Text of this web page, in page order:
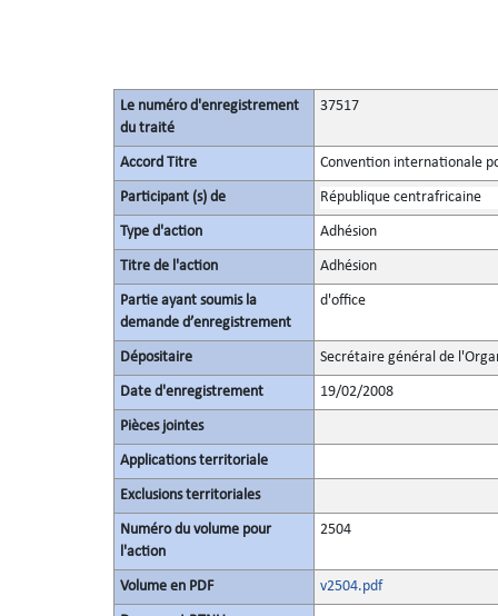
Le numéro d'enregistrement
du traité
37517
Accord Titre Convention internationale
Participant (s) de République centrafricaine
Type d'action Adhésion
Titre de l'action Adhésion
Partie ayant soumis la
demande d’enregistrement
d'office
Dépositaire Secrétaire général de
Date d'enregistrement 19/02/2008
Pièces jointes
Applications territoriale
Exclusions territoriales
Numéro du volume pour
l'action
2504
Volume en PDF v2504.pdf